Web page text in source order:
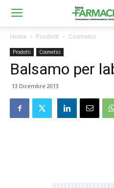
Home Prodotti Cosmetici
Prodotti Cosmetici
Balsamo per
13 Dicembre 2013